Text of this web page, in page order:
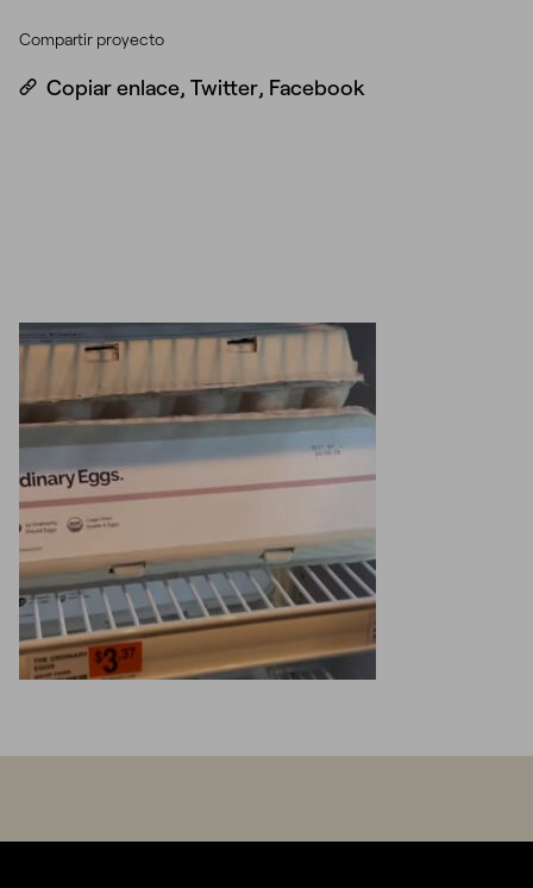
Compartir proyecto
Copiar enlace, Twitter, Facebook